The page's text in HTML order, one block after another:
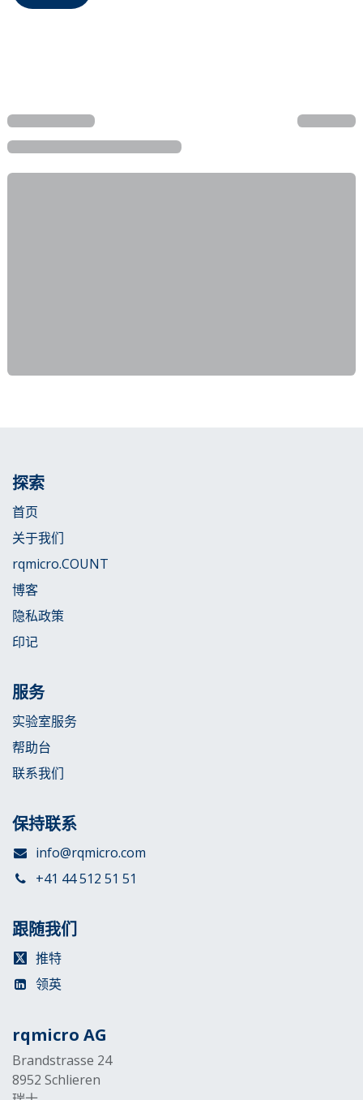
探索
首页
关于我们
rqmicro.COUNT
博客
隐私政策
印记
服务
实验室服务
帮助台
联系我们
保持联系
info@rqmicro.com
+41 44 512 51 51
跟随我们
推特
领英
rqmicro AG
Brandstrasse 24
8952 Schlieren